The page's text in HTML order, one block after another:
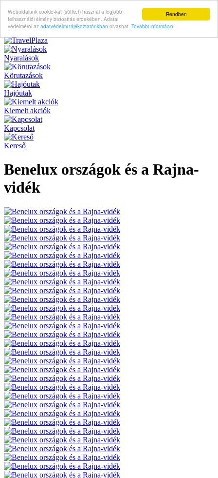
Rendben
Weboldalunk cookie-kat (sütiket) használ a legjobb
felhasználói élmény biztosítás érdekében. Adatai
védelméröl az adatvédelmi tájékoztatónkban olvashat. További információ
Nyaralások
Körutazások
Hajóutak
Kiemelt akciók
Kapcsolat
Kereső
Benelux országok és a Rajna-
vidék